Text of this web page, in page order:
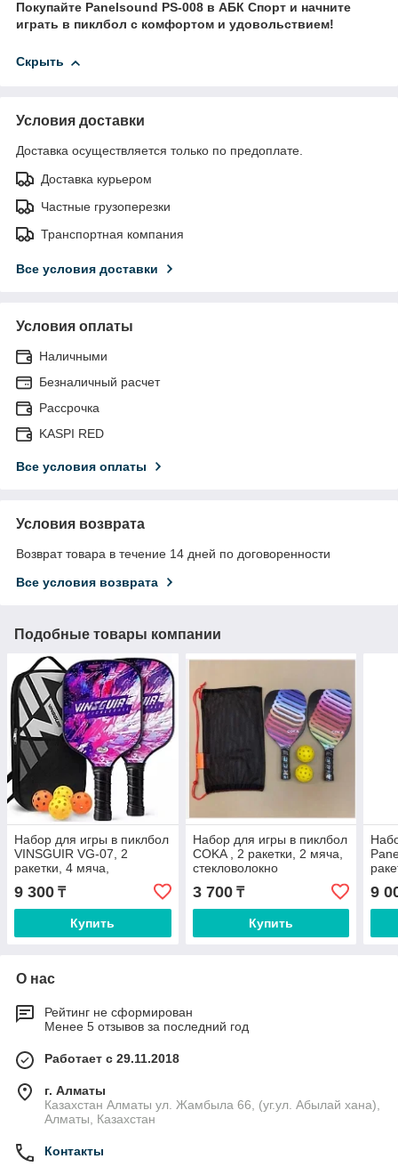
Покупайте Panelsound PS-008 в АБК Спорт и начните
играть в пиклбол с комфортом и удовольствием!
Скрыть
Условия доставки
Доставка осуществляется только по предоплате.
Доставка курьером
Частные грузоперезки
Транспортная компания
Все условия доставки
Условия оплаты
Наличными
Безналичный расчет
Рассрочка
KASPI RED
Все условия оплаты
Условия возврата
Возврат товара в течение 14 дней по договоренности
Все условия возврата
Подобные товары компании
Набор для игры в пиклбол
VINSGUIR VG-07, 2
ракетки, 4 мяча,
стекловолокно
9 300 ₸
Купить
Набор для игры в пиклбол
COKA , 2 ракетки, 2 мяча,
стекловолокно
3 700₸
Купить
9
О нас
Рейтинг не сформирован
Менее 5 отзывов за последний год
Работает с 29.11.2018
г. Алматы
Казахстан Алматы ул. Жамбыла 66, (уг.ул. Абылай хана),
Алматы, Казахстан
Контакты